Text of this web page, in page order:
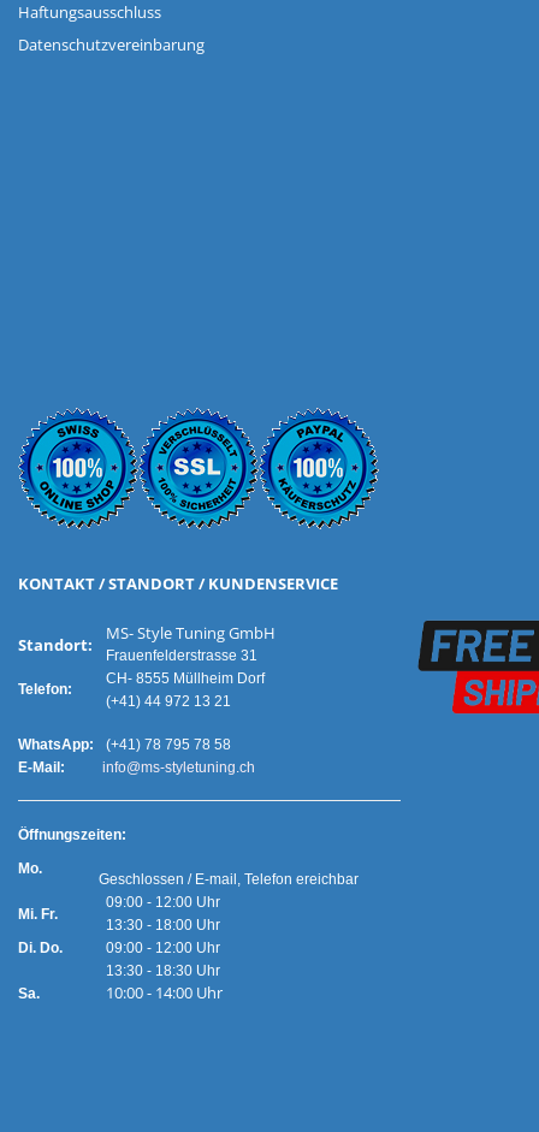
Haftungsausschluss
Datenschutzvereinbarung
KONTAKT / STANDORT / KUNDENSERVICE
Standort:
Telefon:
MS- Style Tuning GmbH
Frauenfelderstrasse 31
CH- 8555 Müllheim Dorf
(+41) 44 972 13 21
WhatsApp:
(+41) 78 795 78 58
E-Mail:
info@ms-styletuning.ch
Öffnungszeiten:
Mo.
Mi. Fr.
Geschlossen / E-mail, Telefon ereichbar
09:00 - 12:00 Uhr
13:30 - 18:00 Uhr
Di. Do.
Sa.
09:00 - 12:00 Uhr
13:30 - 18:30 Uhr
10:00 - 14:00 Uhr